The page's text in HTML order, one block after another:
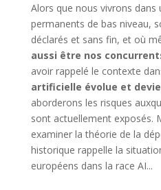
Alors que nous vivrons
permanents de bas niveau,
déclarés et sans fin, et où
aussi être nos
avoir rappelé le contexte
artificielle évolue et
aborderons les risques
sont actuellement exposés.
examiner la théorie de la
historique rappelle la
européens dans la race AI...